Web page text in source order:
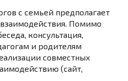
с семьей предполагает
Помимо
консультация,
и родителям
совместных
(сайт,